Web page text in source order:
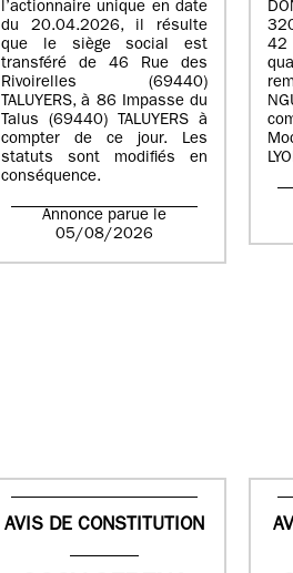
l’actionnaire unique en date
du 20.04.2026, il résulte
que le siège social est
transféré de 46 Rue des
Rivoirelles (69440)
TALUYERS, à 86 Impasse du
Talus (69440) TALUYERS à
compter de ce jour. Les
statuts sont modifiés en
conséquence.
Annonce parue le
05/08/2026
42
AVIS DE CONSTITUTION